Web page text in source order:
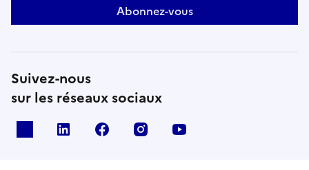
Abonnez-vous
Suivez-nous
sur les réseaux sociaux
Linkedin Facebook Instagram